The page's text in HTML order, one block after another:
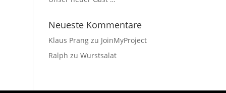
Neueste Kommentare
Klaus Prang zu JoinMyProject
Ralph zuWurstsalat